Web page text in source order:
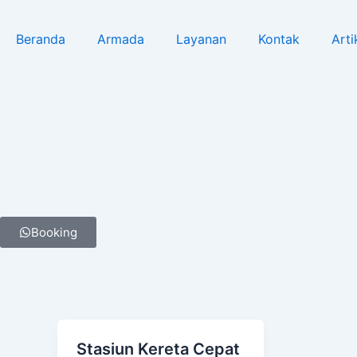
Beranda Armada Layanan Kontak
Booking
Stasiun Kereta Cepat